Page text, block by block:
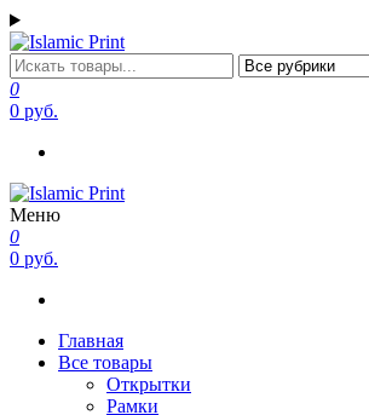
Перейти
к
содержимому
Islamic Print
Открытки, закладки рамки с
0
0 руб.
Islamic Print
Открытки, закладки рамки с
Меню
0
0 руб.
Главная
Все товары
Открытки
Рамки